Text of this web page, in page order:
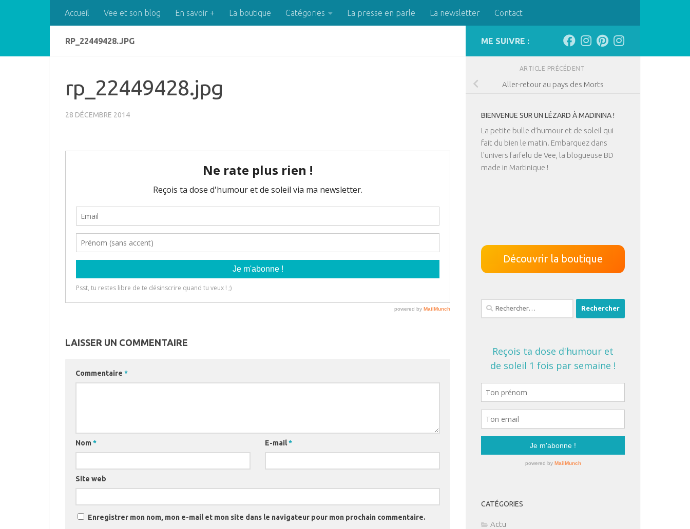
Skip to contentAccueil Vee et son blog En savoir + La boutique Catégories La presse en parle La newsletter Contact
RP_22449428.JPG
rp_22449428.jpg
28 DÉCEMBRE 2014
LAISSER UN COMMENTAIRE
Commentaire *
Nom * E-mail*
Site web
Enregistrer mon nom, mon e-mail et mon site dans le navigateur pour mon prochain commentaire.
ME SUIVRE :
ARTICLE PRÉCÉDENT
Aller-retour au pays des Morts
BIENVENUE SUR UN LÉZARD À MADININA !
La petite bulle d’humour et de soleil qui
fait du bien le matin. Embarquez dans
l'univers farfelu de Vee, la blogueuse BD
made in Martinique !
Découvrir la boutique
Rechercher :
CATÉGORIES
Actu